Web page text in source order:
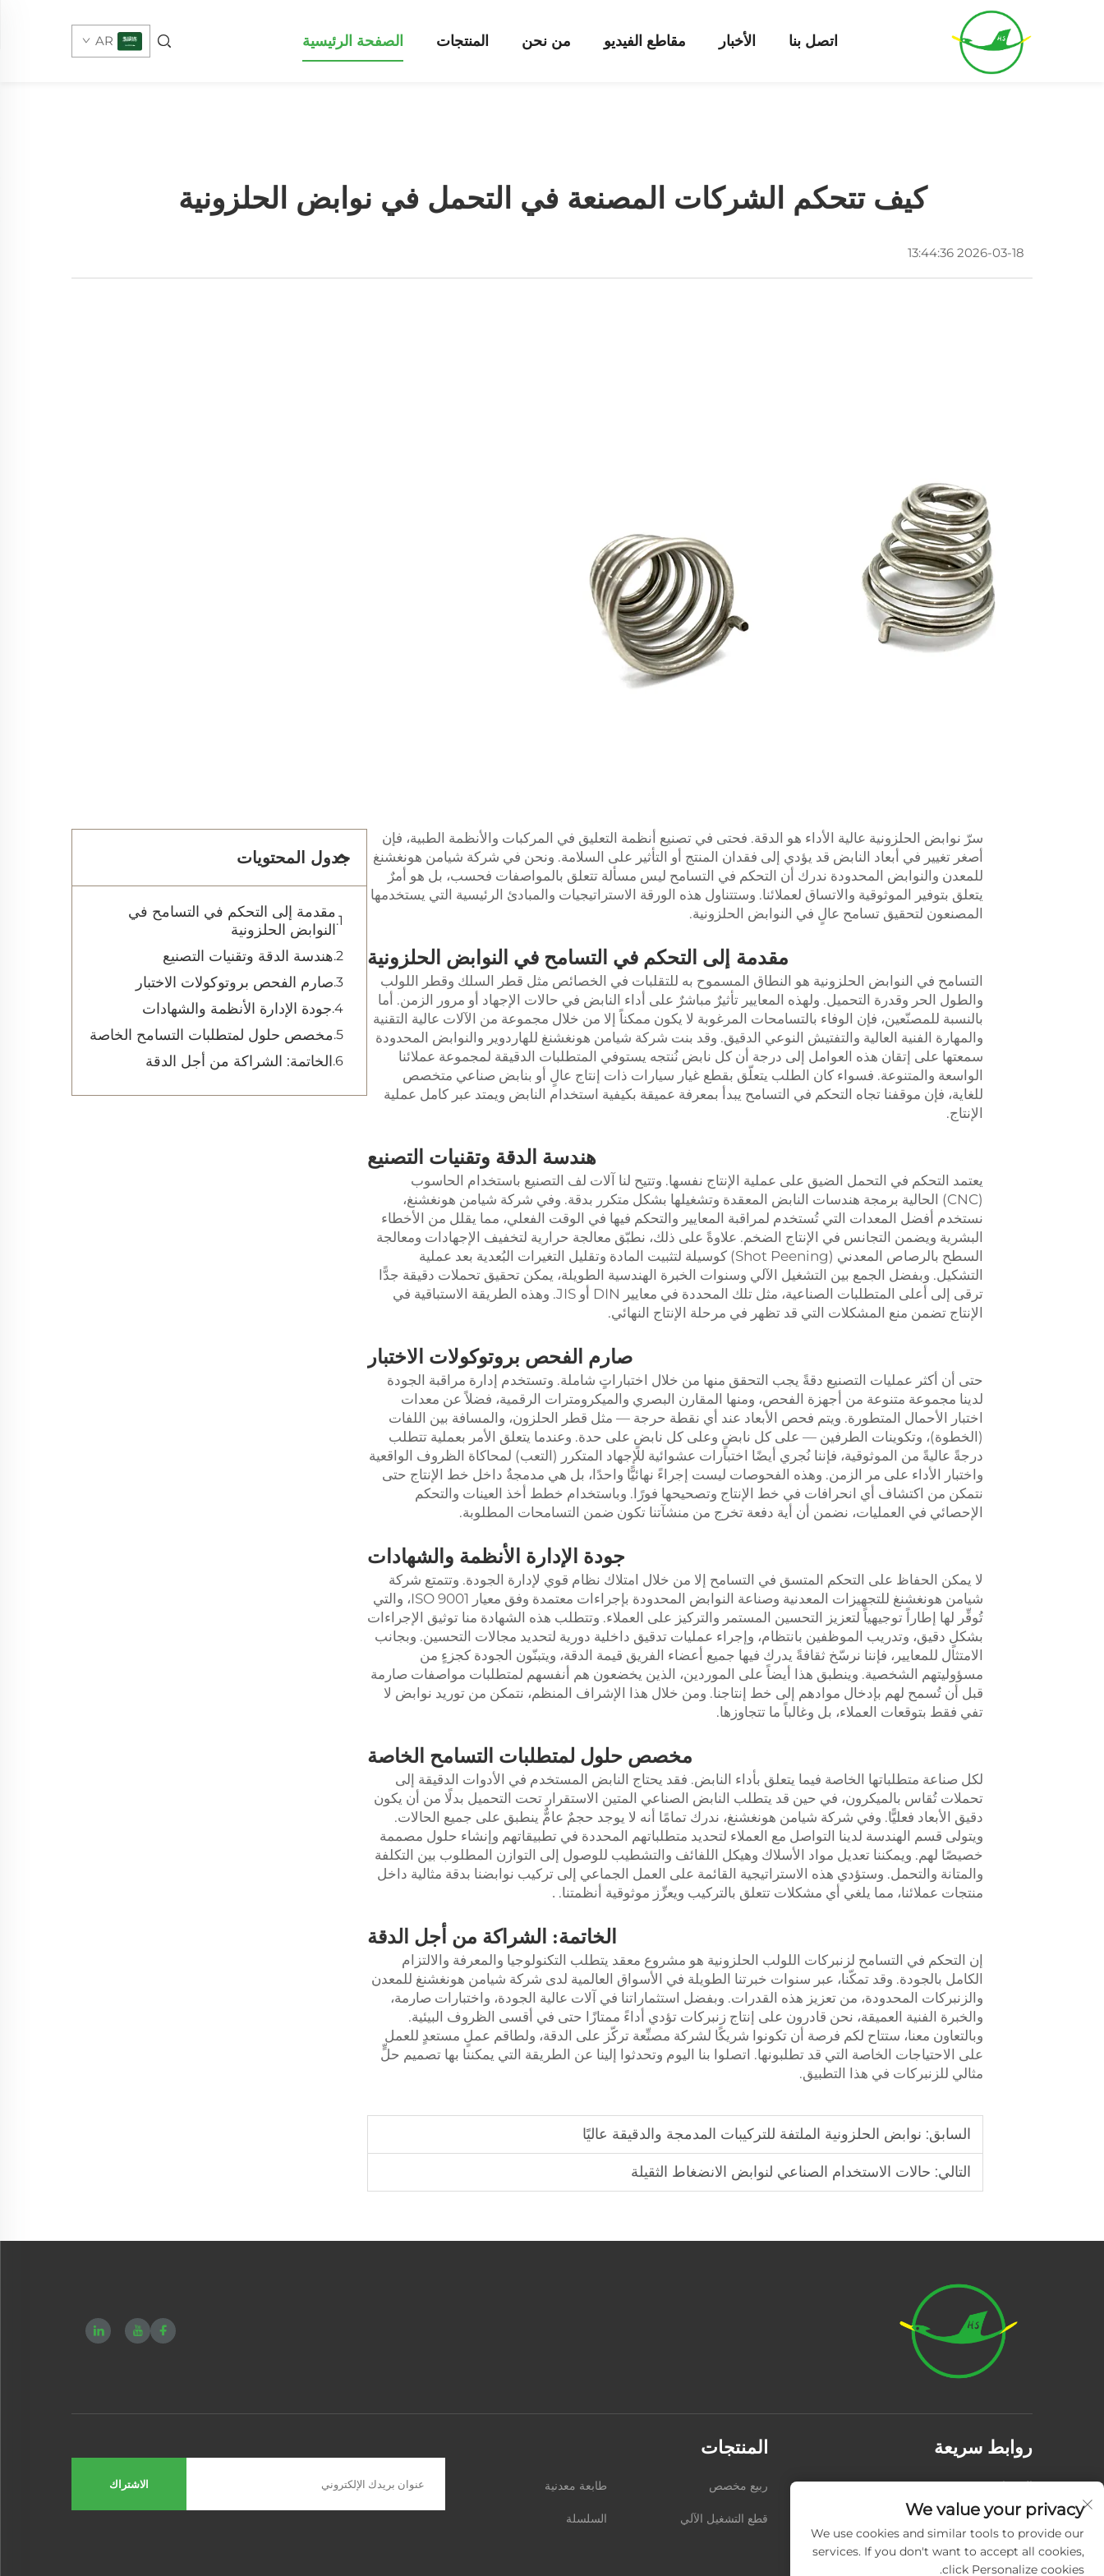
الصفحة الرئيسية المنتجات من نحن مقاطع الفيديو الأخبار اتصل بنا AR
كيف تتحكم الشركات المصنعة في التحمل في نوابض الحلزونية
2026-03-18 13:44:36
سرّ نوابض الحلزونية عالية الأداء هو الدقة. فحتى في تصنيع أنظمة التعليق في المركبات والأنظمة الطبية، فإن
أصغر تغيير في أبعاد النابض قد يؤدي إلى فقدان المنتج أو التأثير على السلامة. ونحن في شركة شيامن هونغشنغ
للمعدن والنوابض المحدودة ندرك أن التحكم في التسامح ليس مسألة تتعلق بالمواصفات فحسب، بل هو أمرٌ
يتعلق بتوفير الموثوقية والاتساق لعملائنا. وستتناول هذه الورقة الاستراتيجيات والمبادئ الرئيسية التي يستخدمها
المصنعون لتحقيق تسامح عالٍ في النوابض الحلزونية.
مقدمة إلى التحكم في التسامح في النوابض الحلزونية
التسامح في النوابض الحلزونية هو النطاق المسموح به للتقلبات في الخصائص مثل قطر السلك وقطر اللولب
والطول الحر وقدرة التحميل. ولهذه المعايير تأثيرٌ مباشرٌ على أداء النابض في حالات الإجهاد أو مرور الزمن. أما
بالنسبة للمصنّعين، فإن الوفاء بالتسامحات المرغوبة لا يكون ممكناً إلا من خلال مجموعة من الآلات عالية التقنية
والمهارة الفنية العالية والتفتيش النوعي الدقيق. وقد بنت شركة شيامن هونغشنغ للهاردوير والنوابض المحدودة
سمعتها على إتقان هذه العوامل إلى درجة أن كل نابض نُنتجه يستوفي المتطلبات الدقيقة لمجموعة عملائنا
الواسعة والمتنوعة. فسواء كان الطلب يتعلّق بقطع غيار سيارات ذات إنتاج عالٍ أو بنابض صناعي متخصص
للغاية، فإن موقفنا تجاه التحكم في التسامح يبدأ بمعرفة عميقة بكيفية استخدام النابض ويمتد عبر كامل عملية
الإنتاج.
هندسة الدقة وتقنيات التصنيع
يعتمد التحكم في التحمل الضيق على عملية الإنتاج نفسها. وتتيح لنا آلات لف التصنيع باستخدام الحاسوب
(CNC) الحالية برمجة هندسات النابض المعقدة وتشغيلها بشكل متكرر بدقة. وفي شركة شيامن هونغشنغ،
نستخدم أفضل المعدات التي تُستخدم لمراقبة المعايير والتحكم فيها في الوقت الفعلي، مما يقلل من الأخطاء
البشرية ويضمن التجانس في الإنتاج الضخم. علاوةً على ذلك، نطبّق معالجة حرارية لتخفيف الإجهادات ومعالجة
السطح بالرصاص المعدني (Shot Peening) كوسيلة لتثبيت المادة وتقليل التغيرات البُعدية بعد عملية
التشكيل. وبفضل الجمع بين التشغيل الآلي وسنوات الخبرة الهندسية الطويلة، يمكن تحقيق تحملات دقيقة جدًّا
ترقى إلى أعلى المتطلبات الصناعية، مثل تلك المحددة في معايير DIN أو JIS. وهذه الطريقة الاستباقية في
الإنتاج تضمن منع المشكلات التي قد تظهر في مرحلة الإنتاج النهائي.
صارم الفحص بروتوكولات الاختبار
حتى أن أكثر عمليات التصنيع دقةً يجب التحقق منها من خلال اختباراتٍ شاملة. وتستخدم إدارة مراقبة الجودة
لدينا مجموعة متنوعة من أجهزة الفحص، ومنها المقارن البصري والميكرومترات الرقمية، فضلاً عن معدات
اختبار الأحمال المتطورة. ويتم فحص الأبعاد عند أي نقطة حرجة — مثل قطر الحلزون، والمسافة بين اللفات
(الخطوة)، وتكوينات الطرفين — على كل نابضٍ وعلى كل نابضٍ على حدة. وعندما يتعلق الأمر بعملية تتطلب
درجةً عاليةً من الموثوقية، فإننا نُجري أيضًا اختبارات عشوائية للإجهاد المتكرر (التعب) لمحاكاة الظروف الواقعية
واختبار الأداء على مر الزمن. وهذه الفحوصات ليست إجراءً نهائيًّا واحدًا، بل هي مدمجةٌ داخل خط الإنتاج حتى
نتمكن من اكتشاف أي انحرافات في خط الإنتاج وتصحيحها فورًا. وباستخدام خطط أخذ العينات والتحكم
الإحصائي في العمليات، نضمن أن أية دفعة تخرج من منشآتنا تكون ضمن التسامحات المطلوبة.
جودة الإدارة الأنظمة والشهادات
لا يمكن الحفاظ على التحكم المتسق في التسامح إلا من خلال امتلاك نظام قوي لإدارة الجودة. وتتمتع شركة
شيامن هونغشنغ للتجهيزات المعدنية وصناعة النوابض المحدودة بإجراءات معتمدة وفق معيار ISO 9001، والتي
تُوفِّر لها إطاراً توجيهياً لتعزيز التحسين المستمر والتركيز على العملاء. وتتطلب هذه الشهادة منا توثيق الإجراءات
بشكلٍ دقيق، وتدريب الموظفين بانتظام، وإجراء عمليات تدقيق داخلية دورية لتحديد مجالات التحسين. وبجانب
الامتثال للمعايير، فإننا نرسّخ ثقافةً يدرك فيها جميع أعضاء الفريق قيمة الدقة، ويتبنّون الجودة كجزءٍ من
مسؤوليتهم الشخصية. وينطبق هذا أيضاً على الموردين، الذين يخضعون هم أنفسهم لمتطلبات مواصفات صارمة
قبل أن تُسمح لهم بإدخال موادهم إلى خط إنتاجنا. ومن خلال هذا الإشراف المنظم، نتمكن من توريد نوابض لا
تفي فقط بتوقعات العملاء، بل وغالباً ما تتجاوزها.
مخصص حلول لمتطلبات التسامح الخاصة
لكل صناعة متطلباتها الخاصة فيما يتعلق بأداء النابض. فقد يحتاج النابض المستخدم في الأدوات الدقيقة إلى
تحملات تُقاس بالميكرون، في حين قد يتطلب النابض الصناعي المتين الاستقرار تحت التحميل بدلًا من أن يكون
دقيق الأبعاد فعليًّا. وفي شركة شيامن هونغشنغ، ندرك تمامًا أنه لا يوجد حجمٌ عامٌّ ينطبق على جميع الحالات.
ويتولى قسم الهندسة لدينا التواصل مع العملاء لتحديد متطلباتهم المحددة في تطبيقاتهم وإنشاء حلول مصممة
خصيصًا لهم. ويمكننا تعديل مواد الأسلاك وهيكل اللفائف والتشطيب للوصول إلى التوازن المطلوب بين التكلفة
والمتانة والتحمل. وستؤدي هذه الاستراتيجية القائمة على العمل الجماعي إلى تركيب نوابضنا بدقة مثالية داخل
منتجات عملائنا، مما يلغي أي مشكلات تتعلق بالتركيب ويعزِّز موثوقية أنظمتنا. .
الخاتمة: الشراكة من أجل الدقة
إن التحكم في التسامح لزنبركات اللولب الحلزونية هو مشروع معقد يتطلب التكنولوجيا والمعرفة والالتزام
الكامل بالجودة. وقد تمكّنا، عبر سنوات خبرتنا الطويلة في الأسواق العالمية لدى شركة شيامن هونغشنغ للمعدن
والزنبركات المحدودة، من تعزيز هذه القدرات. وبفضل استثماراتنا في آلات عالية الجودة، واختبارات صارمة،
والخبرة الفنية العميقة، نحن قادرون على إنتاج زنبركات تؤدي أداءً ممتازًا حتى في أقسى الظروف البيئية.
وبالتعاون معنا، ستتاح لكم فرصة أن تكونوا شريكًا لشركة مصنِّعة تركّز على الدقة، ولطاقم عملٍ مستعدٍ للعمل
على الاحتياجات الخاصة التي قد تطلبونها. اتصلوا بنا اليوم وتحدثوا إلينا عن الطريقة التي يمكننا بها تصميم حلٍّ
مثالي للزنبركات في هذا التطبيق.
السابق: نوابض الحلزونية الملتفة للتركيبات المدمجة والدقيقة عاليًا
التالي: حالات الاستخدام الصناعي لنوابض الانضغاط الثقيلة
جدول المحتويات
مقدمة إلى التحكم في التسامح في
النوابض الحلزونية
هندسة الدقة وتقنيات التصنيع
صارم الفحص بروتوكولات الاختبار
جودة الإدارة الأنظمة والشهادات
مخصص حلول لمتطلبات التسامح الخاصة
الخاتمة: الشراكة من أجل الدقة
روابط سريعة
المنتجات من نحن
مقاطع الفيديو
اتصل بنا المدونة
المنتجات
ربيع مخصص طابعة معدنية
قطع التشغيل الآلي السلسلة
الاشتراك
We value your privacy
We use cookies and similar tools to provide our
services. If you don't want to accept all cookies,
click Personalize cookies.